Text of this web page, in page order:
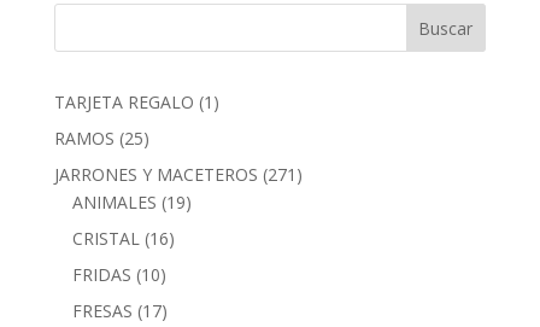
TARJETA REGALO 1 1
RAMOS 2525
productos
JARRONES Y MACETEROS 271 271
ANIMALES 1919
CRISTAL 1616
FRIDAS 1010
productos
FRESAS 1717